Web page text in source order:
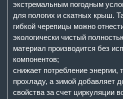
экстремальным погодным
для пологих и скатных крыш.
гибкой черепицы можно
экологически чистый
материал производится без
компонентов;
снижает потребление энергии,
прохладу, а зимой добавляет
свойства за счет циркуляции